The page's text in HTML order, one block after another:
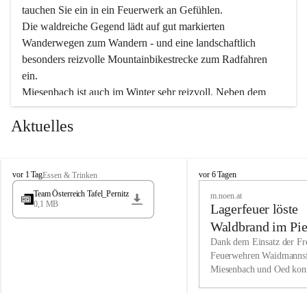
tauchen Sie ein in ein Feuerwerk an Gefühlen.
Die waldreiche Gegend lädt auf gut markierten
Wanderwegen zum Wandern - und eine landschaftlich
besonders reizvolle Mountainbikestrecke zum Radfahren
ein.
Miesenbach ist auch im Winter sehr reizvoll. Neben dem
Eisstockschießen gibt es auf dem nahe gelegenen Unterberg
wunderschöne Naturschneepisten, die zum Schifahren oder
vielfältige Angebot unserer Kulturvereine.
Überzeugen Sie sich selbst, dass Sie in Miesenbach sowie
in den Beherbergungsbetrieben, Gaststätten und urigen
Wir kennen Miesenbach als lebens- und liebenswerten Ort.
Tradition und Innovation werden ebenso groß geschrieben
Aktuelles
M
i
s
vor 1 TagEssen & Trinken
Team Österreich Tafel_Pernitz
0,1 MB
M
h
vor 6 Tagen
m.noen.at
Lagerfeuer löste
Waldbrand im
aus
Dank dem Einsatz der
Feuerwehren
Miesenbach und Oed